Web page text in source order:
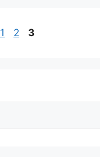
Page
1 Page
2 Page
3